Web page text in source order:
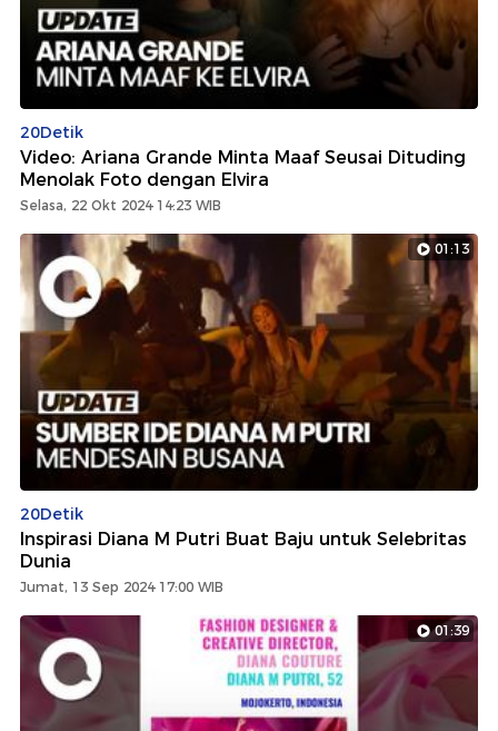
20Detik
Video: Ariana Grande Minta Maaf Seusai Dituding
Menolak Foto dengan Elvira
Selasa, 22 Okt 2024 14:23 WIB
01:13
20Detik
Inspirasi Diana M Putri Buat Baju untuk Selebritas
Dunia
Jumat, 13 Sep 2024 17:00 WIB
01:39